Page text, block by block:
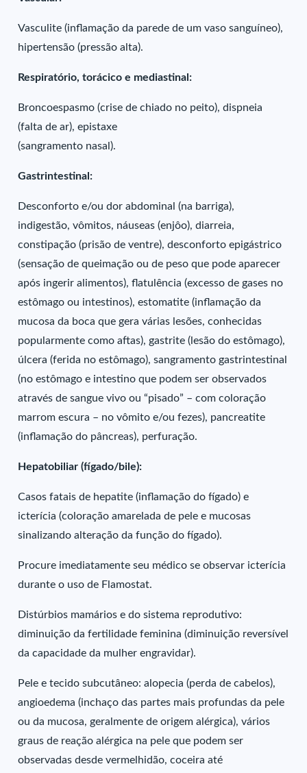
Vasculite (inflamação da parede de um vaso sanguíneo),
hipertensão (pressão alta).
Respiratório, torácico e mediastinal:
Broncoespasmo (crise de chiado no peito), dispneia
(falta de ar), epistaxe
(sangramento nasal).
Gastrintestinal:
Desconforto e/ou dor abdominal (na barriga),
indigestão, vômitos, náuseas (enjôo), diarreia,
constipação (prisão de ventre), desconforto epigástrico
(sensação de queimação ou de peso que pode aparecer
após ingerir alimentos), flatulência (excesso de gases no
estômago ou intestinos), estomatite (inflamação da
mucosa da boca que gera várias lesões, conhecidas
popularmente como aftas), gastrite (lesão do estômago),
úlcera (ferida no estômago), sangramento gastrintestinal
(no estômago e intestino que podem ser observados
através de sangue vivo ou “pisado” – com coloração
marrom escura – no vômito e/ou fezes), pancreatite
(inflamação do pâncreas), perfuração.
Hepatobiliar (fígado/bile):
Casos fatais de hepatite (inflamação do fígado) e
icterícia (coloração amarelada de pele e mucosas
sinalizando alteração da função do fígado).
Procure imediatamente seu médico se observar icterícia
durante o uso de Flamostat.
Distúrbios mamários e do sistema reprodutivo:
diminuição da fertilidade feminina (diminuição reversível
da capacidade da mulher engravidar).
Pele e tecido subcutâneo: alopecia (perda de cabelos),
angioedema (inchaço das partes mais profundas da pele
ou da mucosa, geralmente de origem alérgica), vários
graus de reação alérgica na pele que podem ser
observadas desde vermelhidão, coceira até